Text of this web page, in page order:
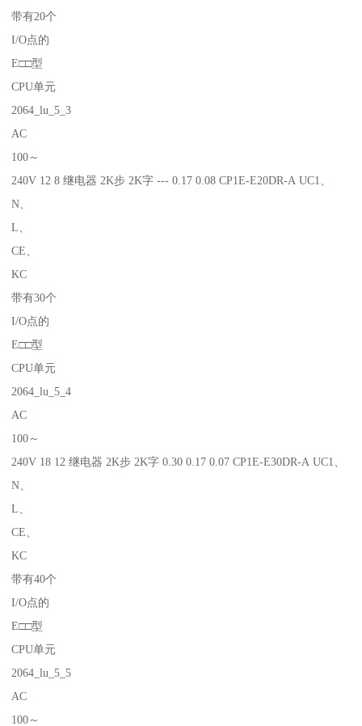
带有20个
I/O点的
E□□型
CPU单元
2064_lu_5_3
AC
100～
240V 12 8 继电器 2K步 2K字 --- 0.17 0.08 CP1E-E20DR-A UC1、
N、
L、
CE、
KC
带有30个
I/O点的
E□□型
CPU单元
2064_lu_5_4
AC
100～
240V 18 12 继电器 2K步 2K字 0.30 0.17 0.07 CP1E-E30DR-A UC1、
N、
L、
CE、
KC
带有40个
I/O点的
E□□型
CPU单元
2064_lu_5_5
AC
100～